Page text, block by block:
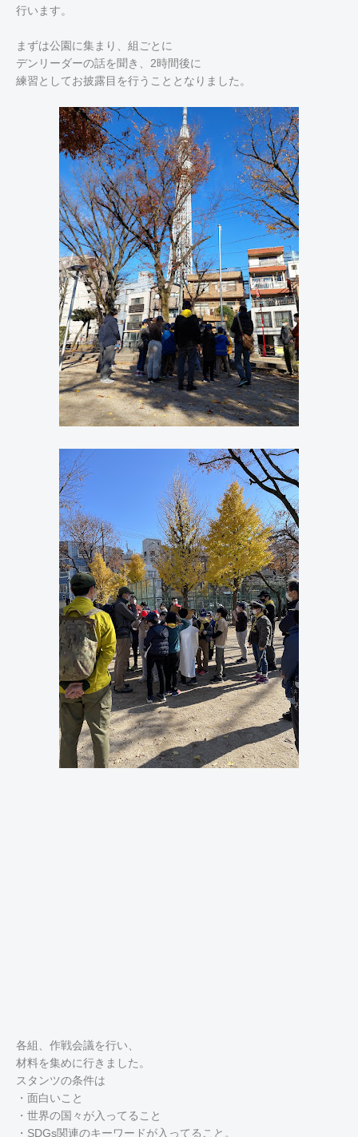
行います。
まずは公園に集まり、組ごとに
デンリーダーの話を聞き、2時間後に
練習としてお披露目を行うこととなりました。
各組、作戦会議を行い、
材料を集めに行きました。
スタンツの条件は
・面白いこと
・世界の国々が入ってること
・SDGs関連のキーワードが入ってること。